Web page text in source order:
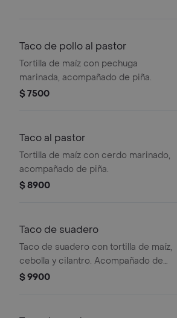
Taco de pollo al pastor
Tortilla de maíz con pechuga
marinada, acompañado de piña.
$ 7500
Taco al pastor
Tortilla de maíz con cerdo marinado,
acompañado de piña.
$ 8900
Taco de suadero
Taco de suadero con tortilla de maíz,
cebolla y cilantro. Acompañado de
limón.
$ 9900